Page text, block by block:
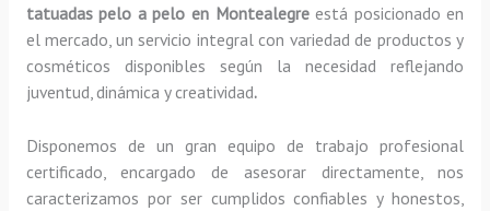
tatuadas pelo a pelo en Montealegreestá posicionado en
el mercado, un servicio integral con variedad de productos y
cosméticos disponibles según la necesidad reflejando
juventud, dinámica y creatividad.
Disponemos de un gran equipo de trabajo profesional
certificado, encargado de asesorar directamente, nos
caracterizamos por ser cumplidos confiables y honestos,